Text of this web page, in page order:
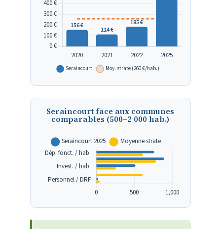
Seraincourt face aux communes
comparables (500–2 000 hab.)